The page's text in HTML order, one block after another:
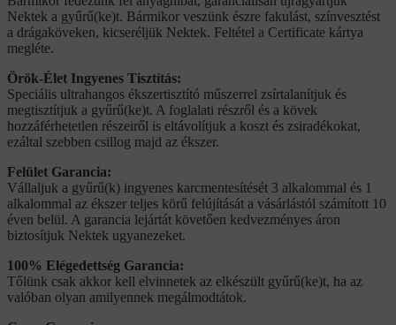
Nektek a gyűrű(ke)t. Bármikor veszünk észre fakulást, színvesztést
a drágaköveken, kicseréljük Nektek. Feltétel a Certificate kártya
megléte.
Örök-Élet Ingyenes Tisztítás:
Speciális ultrahangos ékszertisztító műszerrel zsírtalanítjuk és
megtisztítjuk a gyűrű(ke)t. A foglalati részről és a kövek
hozzáférhetetlen részeiről is eltávolítjuk a koszt és zsiradékokat,
ezáltal szebben csillog majd az ékszer.
Felület Garancia:
Vállaljuk a gyűrű(k) ingyenes karcmentesítését 3 alkalommal és 1
alkalommal az ékszer teljes körű felújítását a vásárlástól számított 10
éven belül. A garancia lejártát követően kedvezményes áron
biztosítjuk Nektek ugyanezeket.
100% Elégedettség Garancia:
Tőlünk csak akkor kell elvinnetek az elkészült gyűrű(ke)t, ha az
valóban olyan amilyennek megálmodtátok.